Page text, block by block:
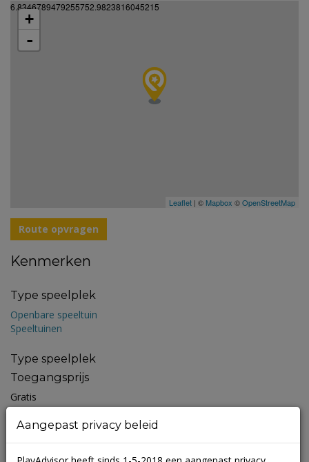
6.8346789479255752.9823816045215
+
-
Leaflet | © Mapbox ©OpenStreetMap
Route opvragen
Kenmerken
Type speelplek
Openbare speeltuin
Speeltuinen
Type speelplek
Toegangsprijs
Gratis
Openingstijden
Altijd open
Aangepast privacy beleid